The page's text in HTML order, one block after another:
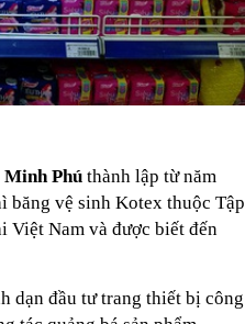
Phú thành lập từ năm
băng vệ sinh Kotex thuộc Tập
Việt Nam và được biết đến
dạn đầu tư trang thiết bị công